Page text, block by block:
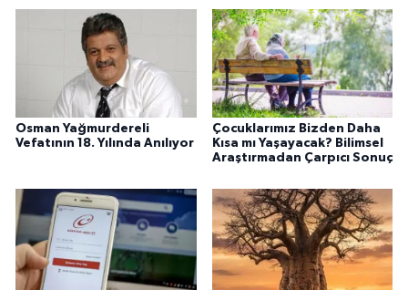
Osman Yağmurdereli
Vefatının 18. Yılında Anılıyor
Çocuklarımız Bizden Daha
Kısa mı Yaşayacak? Bilimsel
Araştırmadan Çarpıcı Sonuç